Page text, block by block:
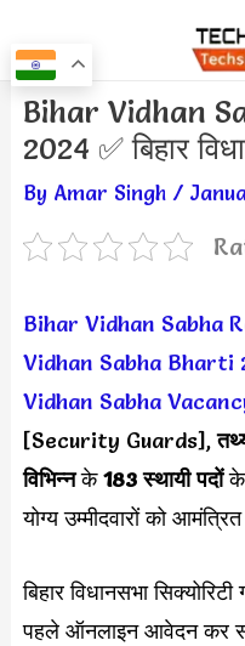
to
content
Bihar Vidhan
2024 ✅ बिहार
By Amar Singh /
Bihar Vidhan Sabha
Vidhan Sabha Bharti
Vidhan Sabha
[Security Guards],
विभिन्नके183 स्थायी पदों
योग्य उम्मीदवारों को
बिहार विधानसभा
पहले ऑनलाइन आवेदन कर
Post
navigation